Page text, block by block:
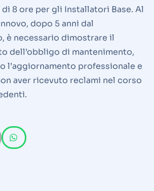
di 8 ore per gli Installatori Base. Al
dopo 5 anni dal
è necessario dimostrare il
dell’obbligo di mantenimento,
l’aggiornamento professionale e
aver ricevuto reclami nel corso